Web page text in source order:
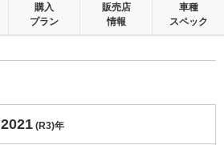
購入
プラン
販売店
情報
車種
スペック
2021 (R3)年